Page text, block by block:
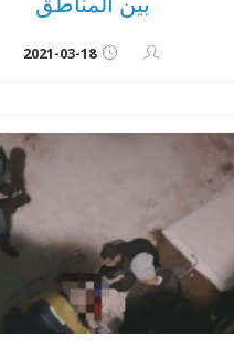
2021-03-18